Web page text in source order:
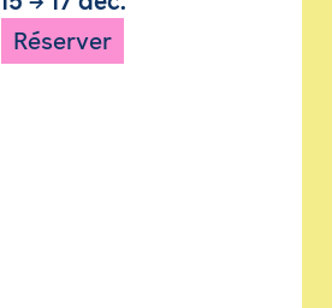
Réserver